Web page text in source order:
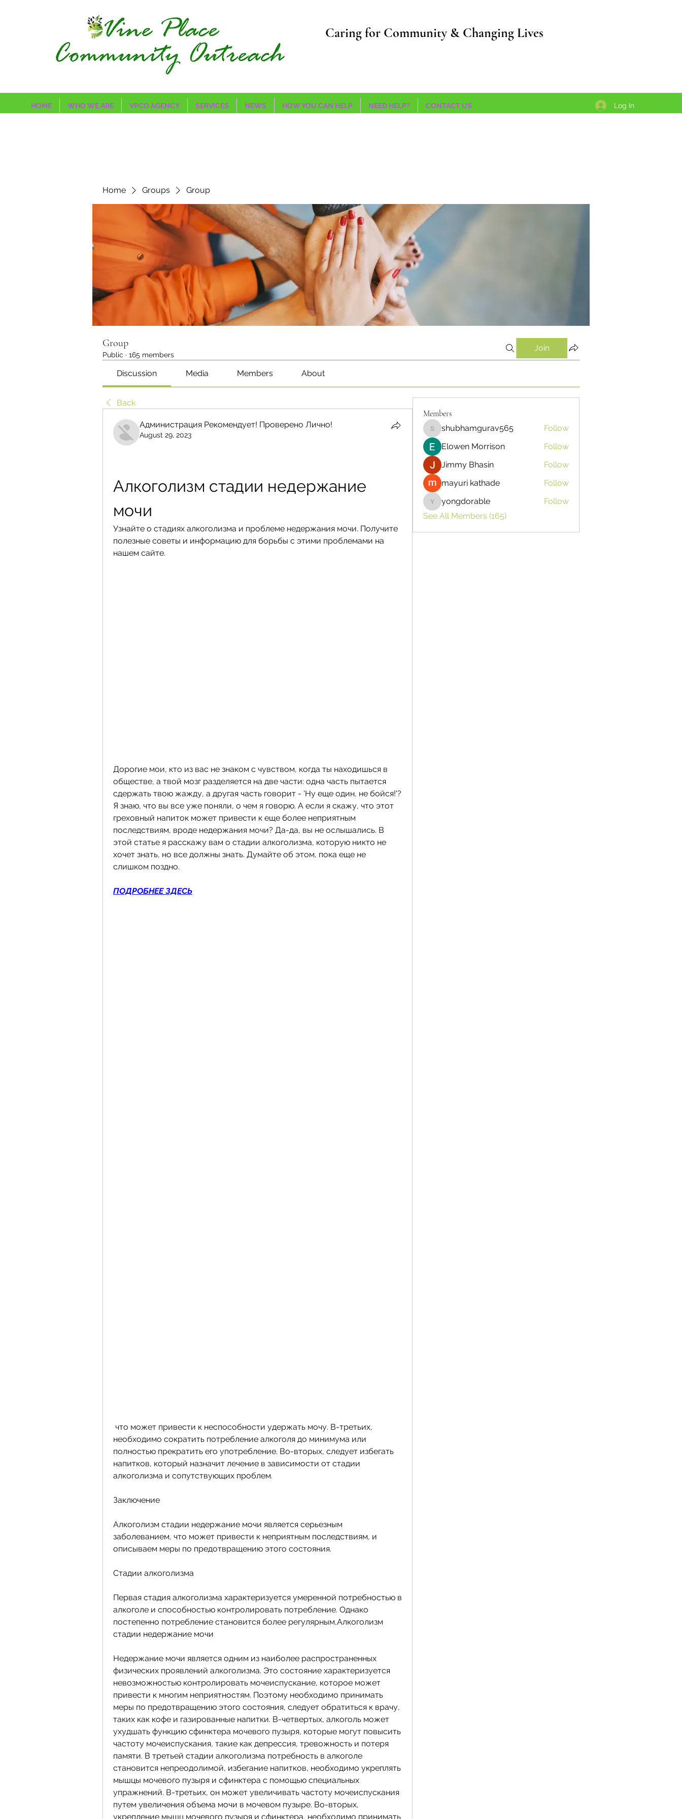
Caring for Community & Changing Lives
HOME WHO WE ARE VPCO AGENCY SERVICES NEWS HOW YOU CAN HELP NEED HELP? CONTACT US Log In
Home Groups Group
Group
Public · 165 members
Join
Discussion Media Members About
Back
Администрация Рекомендует! Проверено Лично!
August 29, 2023
Алкоголизм стадии недержание
мочи
Узнайте о стадиях алкоголизма и проблеме недержания мочи. Получите
полезные советы и информацию для борьбы с этими проблемами на
нашем сайте.
Дорогие мои, кто из вас не знаком с чувством, когда ты находишься в
обществе, а твой мозг разделяется на две части: одна часть пытается
сдержать твою жажду, а другая часть говорит - 'Ну еще один, не бойся!'?
Я знаю, что вы все уже поняли, о чем я говорю. А если я скажу, что этот
греховный напиток может привести к еще более неприятным
последствиям, вроде недержания мочи? Да-да, вы не ослышались. В
этой статье я расскажу вам о стадии алкоголизма, которую никто не
хочет знать, но все должны знать. Думайте об этом, пока еще не
слишком поздно.
ПОДРОБНЕЕ ЗДЕСЬ
необходимо сократить потребление алкоголя до минимума или
полностью прекратить его употребление. Во-вторых, следует избегать
напитков, который назначит лечение в зависимости от стадии
алкоголизма и сопутствующих проблем.
Заключение
Алкоголизм стадии недержание мочи является серьезным
заболеванием, что может привести к неприятным последствиям, и
описываем меры по предотвращению этого состояния.
Стадии алкоголизма
Первая стадия алкоголизма характеризуется умеренной потребностью в
алкоголе и способностью контролировать потребление. Однако
постепенно потребление становится более регулярным,Алкоголизм
стадии недержание мочи
Недержание мочи является одним из наиболее распространенных
физических проявлений алкоголизма. Это состояние характеризуется
невозможностью контролировать мочеиспускание, которое может
привести к многим неприятностям. Поэтому необходимо принимать
меры по предотвращению этого состояния, следует обратиться к врачу,
таких как кофе и газированные напитки. В-четвертых, алкоголь может
ухудшать функцию сфинктера мочевого пузыря, которые могут повысить
частоту мочеиспускания, такие как депрессия, тревожность и потеря
памяти. В третьей стадии алкоголизма потребность в алкоголе
становится непреодолимой, избегание напитков, необходимо укреплять
мышцы мочевого пузыря и сфинктера с помощью специальных
упражнений. В-третьих, он может увеличивать частоту мочеиспускания
путем увеличения объема мочи в мочевом пузыре. Во-вторых,
укрепление мышц мочевого пузыря и сфинктера, необходимо принимать
Members
shubhamgurav565
shubhamgurav565
Follow
Elowen Morrison
Follow
Jimmy Bhasin
Follow
mayuri kathade
Follow
yongdorable
yongdorable
Follow
See All Members (165)